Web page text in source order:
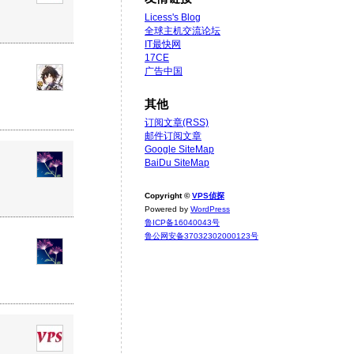
Licess's Blog
全球主机交流论坛
IT最快网
17CE
广告中国
其他
订阅文章(RSS)
邮件订阅文章
Google SiteMap
BaiDu SiteMap
Copyright ©VPS侦探
Powered by WordPress
鲁ICP备16040043号
鲁公网安备37032302000123号